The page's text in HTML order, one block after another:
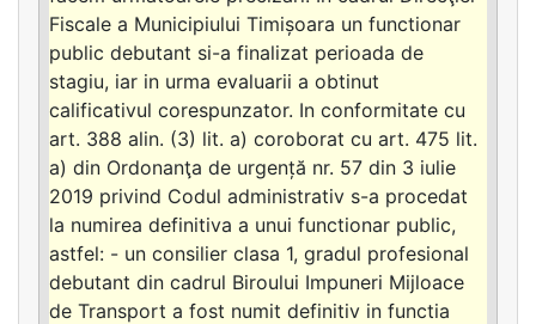
Fiscale a Municipiului Timișoara un functionar
public debutant si-a finalizat perioada de
stagiu, iar in urma evaluarii a obtinut
calificativul corespunzator. In conformitate cu
art. 388 alin. (3) lit. a) coroborat cu art. 475 lit.
a) din Ordonanţa de urgență nr. 57 din 3 iulie
2019 privind Codul administrativ s-a procedat
la numirea definitiva a unui functionar public,
astfel: - un consilier clasa 1, gradul profesional
debutant din cadrul Biroului Impuneri Mijloace
de Transport a fost numit definitiv in functia